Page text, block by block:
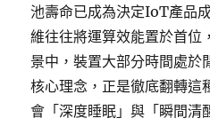
池壽命已成為決定IoT產品
維往往將運算效能置於首位
景中，裝置大部分時間處於
核心理念，正是徹底翻轉這
會「深度睡眠」與「瞬間清